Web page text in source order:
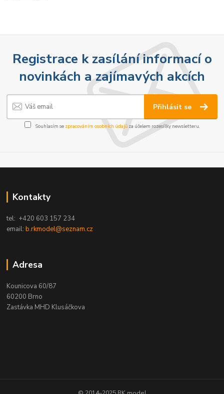
Registrace k zasílání informací o
novinkách a zajímavých akcích
Přihlásit se
Souhlasím se zpracováním osobních údajůza účelem rozesílky newsletteru.
Kontakty
tel: +420 603 157 234
email:b.rkmodel@seznam.cz
Adresa
Kounicova 60/87
60200 Brno
Zastávka MHD Klusáčkova